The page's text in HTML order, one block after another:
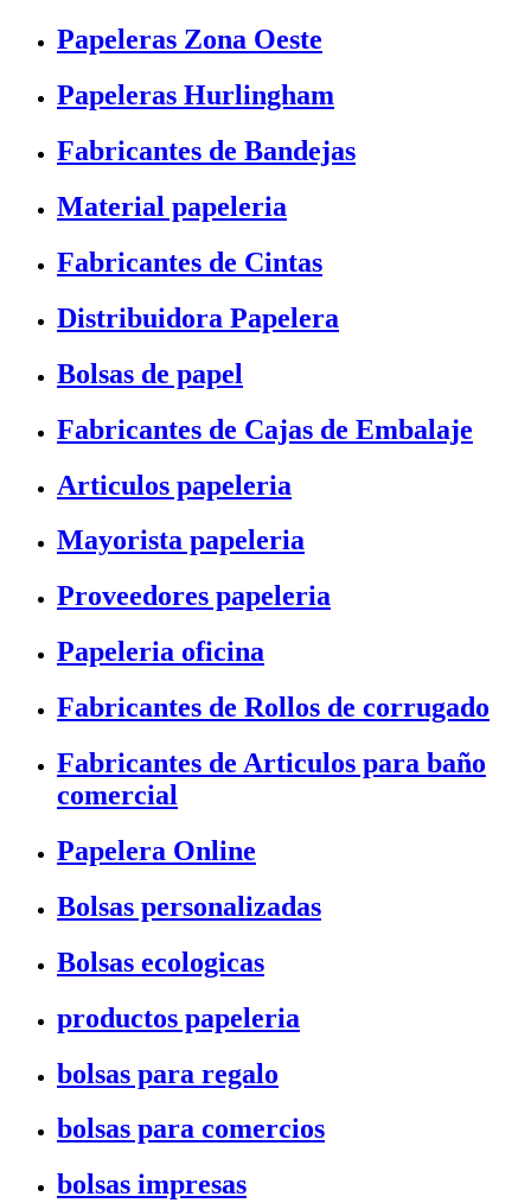
Papeleras Zona Oeste
Papeleras Hurlingham
Fabricantes de Bandejas
Material papeleria
Fabricantes de Cintas
Distribuidora Papelera
Bolsas de papel
Fabricantes de Cajas de Embalaje
Articulos papeleria
Mayorista papeleria
Proveedores papeleria
Papeleria oficina
Fabricantes de Rollos de corrugado
Fabricantes de Articulos para baño
comercial
Papelera Online
Bolsas personalizadas
Bolsas ecologicas
productos papeleria
bolsas para regalo
bolsas para comercios
bolsas impresas